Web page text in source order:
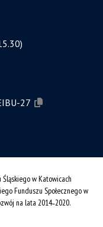
27
w Katowicach
Funduszu Społecznego w
na lata 2014˗2020.